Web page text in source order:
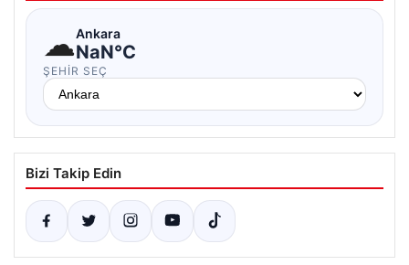
☁Ankara
NaN°C
ŞEHIR SEÇ
Bizi Takip Edin